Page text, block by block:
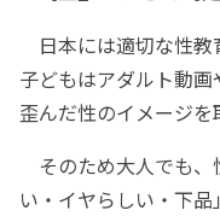
日本には適切な性教
子どもはアダルト動画
歪んだ性のイメージを
そのため大人でも、
い・イヤらしい・下品